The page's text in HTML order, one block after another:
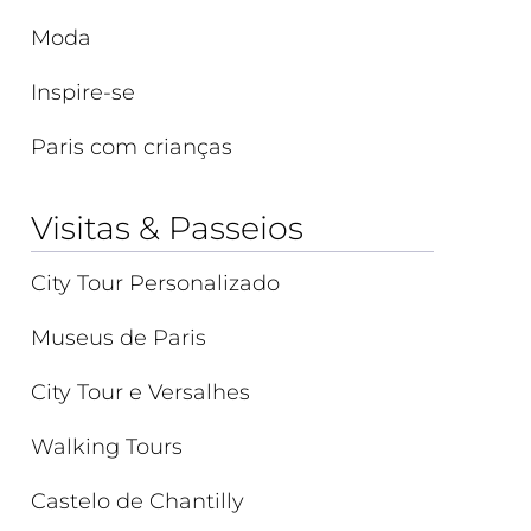
Moda
Inspire-se
Paris com crianças
Visitas & Passeios
City Tour Personalizado
Museus de Paris
City Tour e Versalhes
Walking Tours
Castelo de Chantilly